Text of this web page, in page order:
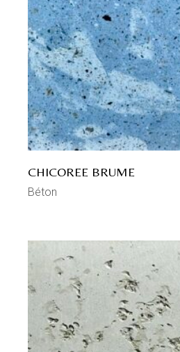
CHICOREE BRUME
Béton